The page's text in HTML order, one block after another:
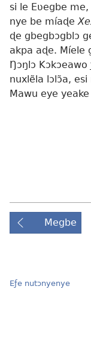
si le Eʋegbe
nye be míaɖe
ɖe gbegbɔgblɔ
akpa aɖe. Míele
Ŋɔŋlɔ
nuxlẽla lɔlɔ̃a,
Mawu eye
Megbe
Eƒe nutɔnyenye